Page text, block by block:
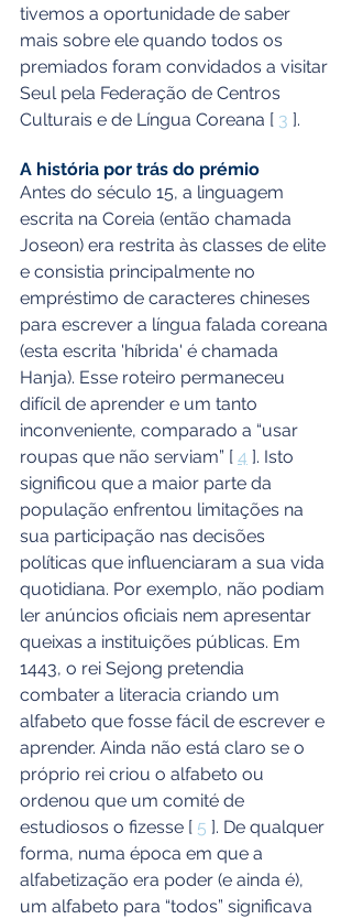
tivemos a oportunidade de saber
mais sobre ele quando todos os
premiados foram convidados a visitar
Seul pela Federação de Centros
Culturais e de Língua Coreana [ 3 ].
A história por trás do prémio
Antes do século 15, a linguagem
escrita na Coreia (então chamada
Joseon) era restrita às classes de elite
e consistia principalmente no
empréstimo de caracteres chineses
para escrever a língua falada coreana
(esta escrita 'híbrida' é chamada
Hanja). Esse roteiro permaneceu
difícil de aprender e um tanto
inconveniente, comparado a “usar
roupas que não serviam” [ 4 ]. Isto
significou que a maior parte da
população enfrentou limitações na
sua participação nas decisões
políticas que influenciaram a sua vida
quotidiana. Por exemplo, não podiam
ler anúncios oficiais nem apresentar
queixas a instituições públicas. Em
1443, o rei Sejong pretendia
combater a literacia criando um
alfabeto que fosse fácil de escrever e
aprender. Ainda não está claro se o
próprio rei criou o alfabeto ou
ordenou que um comité de
estudiosos o fizesse [ 5 ]. De qualquer
forma, numa época em que a
alfabetização era poder (e ainda é),
um alfabeto para “todos” significava